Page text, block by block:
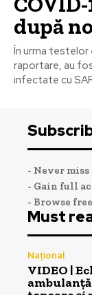
după
În urma testelor
raportare, au
infectate cu
- Never
- Gain full
- Browse
Must
Național
VIDEO |